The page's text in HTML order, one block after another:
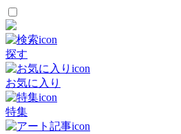
探す
お気に入り
特集